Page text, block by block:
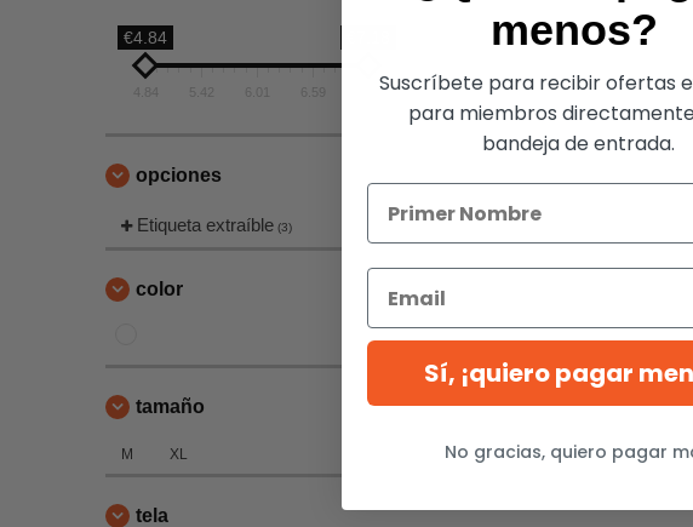
€4.84
4.84 5.42 6.59 7.18
opciones
Etiqueta extraíble (3)
color
tamaño
M XL
tela
menos?
Suscríbete para recibir ofertas
para miembros
bandeja de entrada.
Sí, ¡quiero pagar
No gracias, quiero pagar